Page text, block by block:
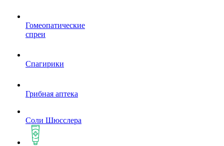
Гомеопатические
спреи
Спагирики
Грибная аптека
Соли Шюсслера